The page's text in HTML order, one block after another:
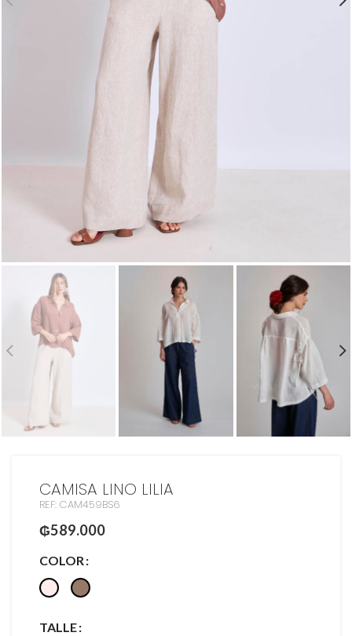
CAMISA LINO LILIA
REF: CAM459BS6
₲589.000
COLOR
TALLE